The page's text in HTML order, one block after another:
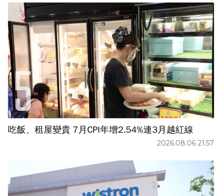
吃飯、租屋變貴 7月CPI年增2.54%連3月越紅線
2026.08.06 21:57